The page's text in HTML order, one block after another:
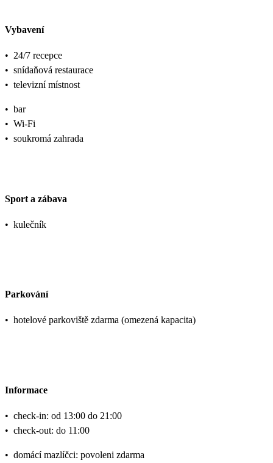
Vybavení
• 24/7 recepce
• snídaňová restaurace
• televizní místnost
• bar
• Wi-Fi
• soukromá zahrada
Sport a zábava
• kulečník
Parkování
• hotelové parkoviště zdarma (omezená kapacita)
Informace
• check-in: od 13:00 do 21:00
• check-out: do 11:00
• domácí mazlíčci: povoleni zdarma